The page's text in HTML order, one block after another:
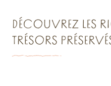
DÉCOUVREZ LES
TRÉSORS